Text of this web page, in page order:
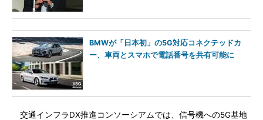
BMWが「日本初」の5G対応コネクテッドカ
ー、車両とスマホで電話番号を共有可能に
交通インフラDX推進コンソーシアムでは、信号機への5G基地